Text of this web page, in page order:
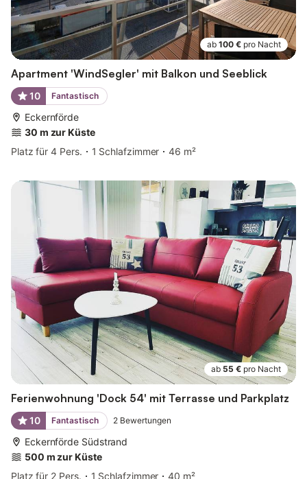
ab 100 € pro Nacht
Apartment 'WindSegler' mit Balkon und Seeblick
10 Fantastisch
Eckernförde
30 m zur Küste
Platz für 4 Pers.
1 Schlafzimmer 46 m²
ab 55 € pro Nacht
Ferienwohnung 'Dock 54' mit Terrasse und Parkplatz
10 Fantastisch 2 Bewertungen
Eckernförde Südstrand
500 m zur Küste
Platz für 2 Pers.
1 Schlafzimmer 40 m²